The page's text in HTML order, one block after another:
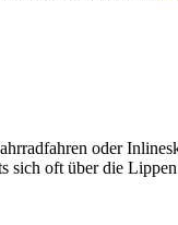
oder
sich oft über die